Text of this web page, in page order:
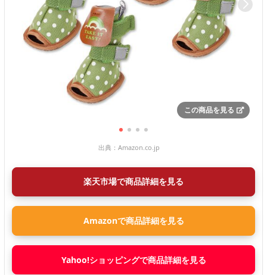
この商品を見る
出典： Amazon.co.jp
楽天市場で商品詳細を見る
Amazonで商品詳細を見る
Yahoo!ショッピングで商品詳細を見る